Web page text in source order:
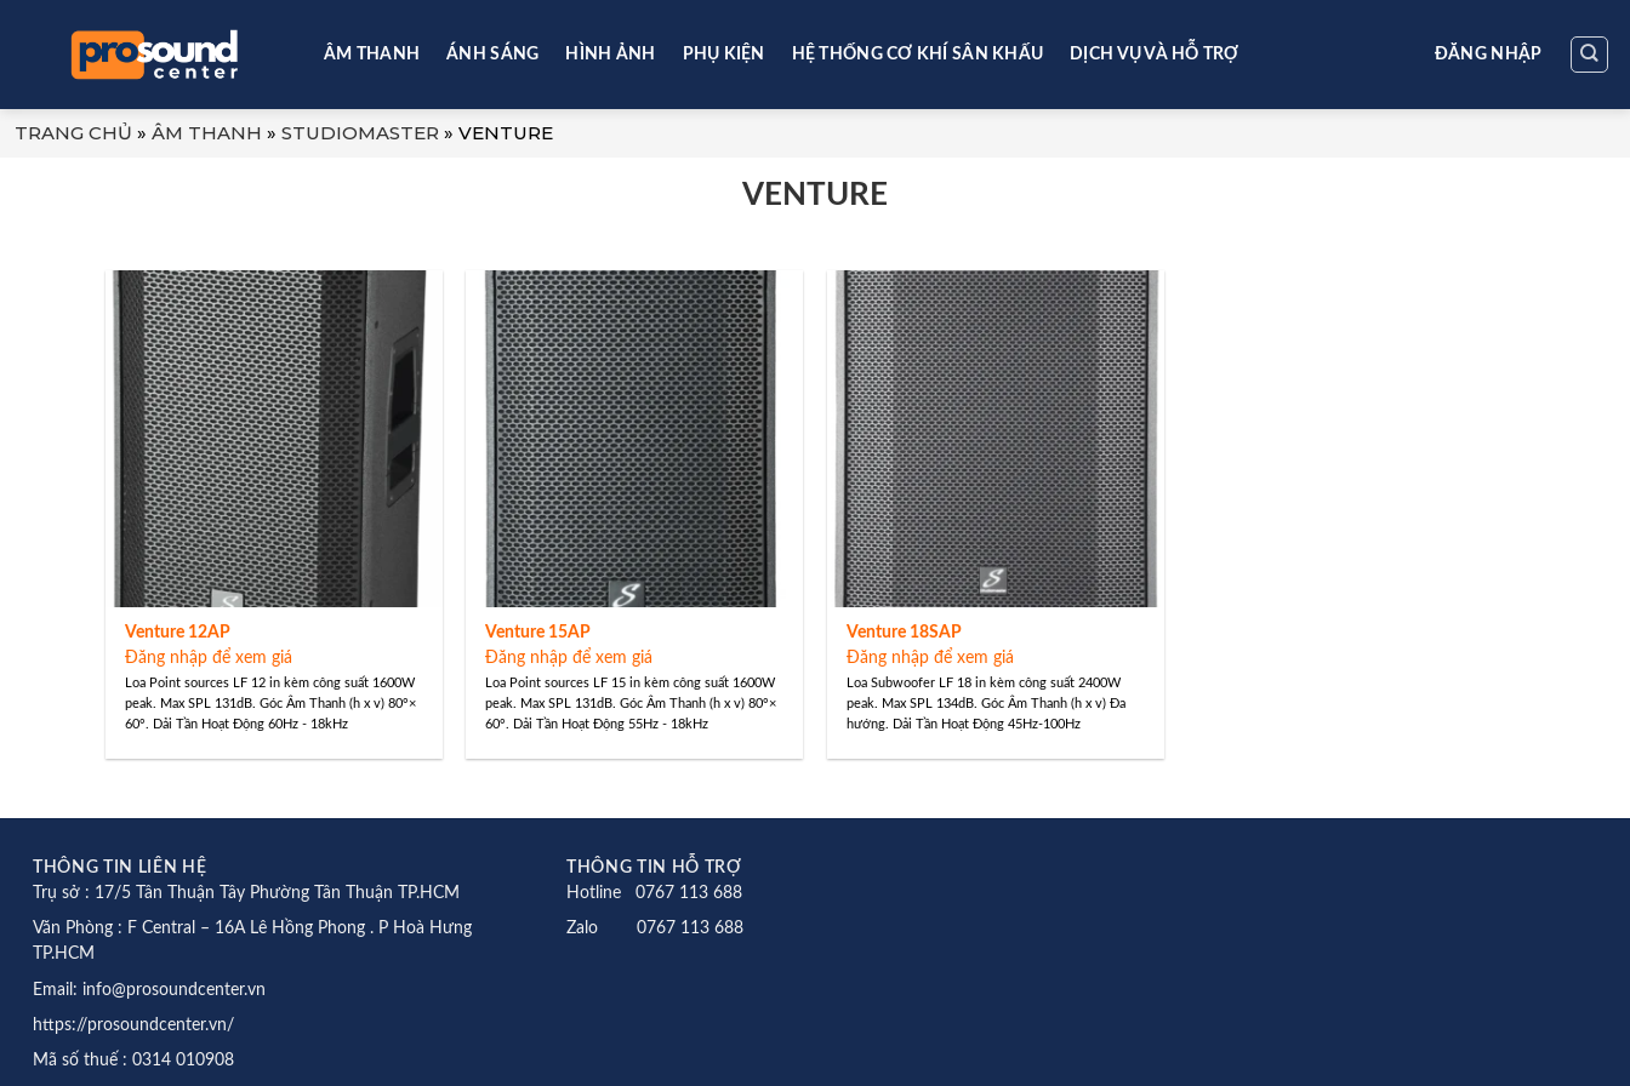
ÂM THANH ÁNH SÁNG HÌNH ẢNH PHỤ KIỆN HỆ THỐNG CƠ KHÍ SÂN KHẤU DỊCH VỤ VÀ HỖ TRỢ ĐĂNG NHẬP
TRANG CHỦ » ÂM THANH » STUDIOMASTER » VENTURE
VENTURE
Venture 12AP
Đăng nhập để xem giá
Loa Point sources LF 12 in kèm công suất 1600W
peak. Max SPL 131dB. Góc Âm Thanh (h x v) 80°×
60°. Dải Tần Hoạt Động 60Hz - 18kHz
Venture 15AP
Đăng nhập để xem giá
Loa Point sources LF 15 in kèm công suất 1600W
peak. Max SPL 131dB. Góc Âm Thanh (h x v) 80°×
60°. Dải Tần Hoạt Động 55Hz - 18kHz
Venture 18SAP
Đăng nhập để xem giá
Loa Subwoofer LF 18 in kèm công suất 2400W
peak. Max SPL 134dB. Góc Âm Thanh (h x v) Đa
hướng. Dải Tần Hoạt Động 45Hz-100Hz
THÔNG TIN LIÊN HỆ
Trụ sở : 17/5 Tân Thuận Tây Phường Tân Thuận TP.HCM
Văn Phòng : F Central – 16A Lê Hồng Phong . P Hoà Hưng
TP.HCM
Email: info@prosoundcenter.vn
https://prosoundcenter.vn/
Mã số thuế : 0314 010908
THÔNG TIN HỖ TRỢ
Hotline 0767 113 688
Zalo 0767 113 688